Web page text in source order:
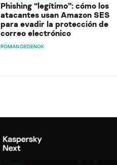
Phishing “legítimo”: cómo los
atacantes usan Amazon SES
para evadir la protección de
correo electrónico
ROMAN DEDENOK